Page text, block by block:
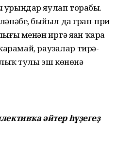
яулап торабыҙ.
быйыл да гран-при
менән иртә яҙҙан ҡара
раузалар тирә-
тулы эш көнөнә
әйтер һүҙегеҙ